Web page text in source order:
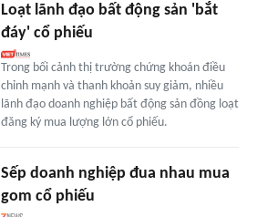
Loạt lãnh đạo bất động sản 'bắt
đáy' cổ phiếu
Trong bối cảnh thị trường chứng khoán điều
chỉnh mạnh và thanh khoản suy giảm, nhiều
lãnh đạo doanh nghiệp bất động sản đồng loạt
đăng ký mua lượng lớn cổ phiếu.
Sếp doanh nghiệp đua nhau mua
gom cổ phiếu